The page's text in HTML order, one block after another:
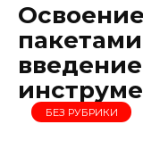
БЕЗ РУБРИКИ